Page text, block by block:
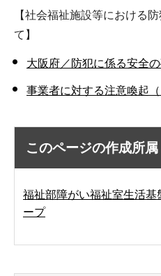
【社会福祉施設等における
て】
大阪府／防犯に係る安全
事業者に対する注意喚起
このページの作成所属
福祉部障がい福祉室生活
ープ